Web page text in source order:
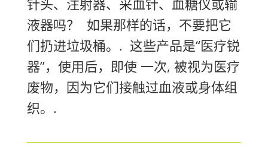
液器吗？
如果那样的话，不要把它
们扔进垃圾桶。. 这些产品是“医疗锐
器”，使用后，即使 一次, 被视为医疗
废物，因为它们接触过血液或身体组
织。.